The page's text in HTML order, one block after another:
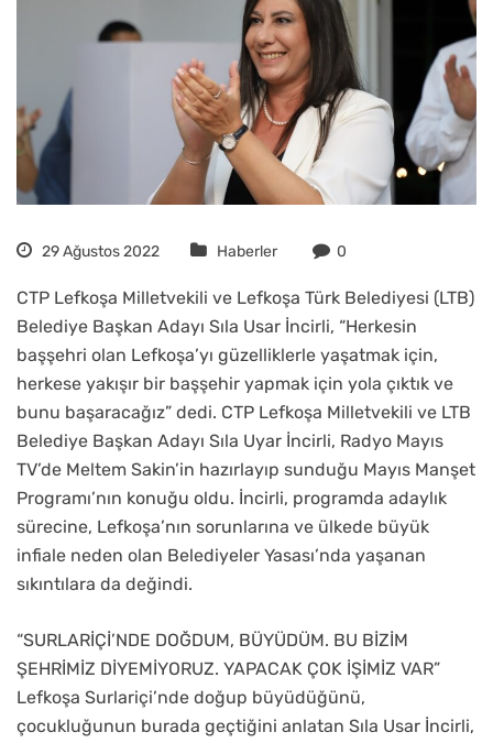
29 Ağustos 2022 Haberler 0
CTP Lefkoşa Milletvekili ve Lefkoşa Türk Belediyesi (LTB)
Belediye Başkan Adayı Sıla Usar İncirli, “Herkesin
başşehri olan Lefkoşa’yı güzelliklerle yaşatmak için,
herkese yakışır bir başşehir yapmak için yola çıktık ve
bunu başaracağız” dedi. CTP Lefkoşa Milletvekili ve LTB
Belediye Başkan Adayı Sıla Uyar İncirli, Radyo Mayıs
TV’de Meltem Sakin’in hazırlayıp sunduğu Mayıs Manşet
Programı’nın konuğu oldu. İncirli, programda adaylık
sürecine, Lefkoşa’nın sorunlarına ve ülkede büyük
infiale neden olan Belediyeler Yasası’nda yaşanan
sıkıntılara da değindi.
“SURLARİÇİ’NDE DOĞDUM, BÜYÜDÜM. BU BİZİM
ŞEHRİMİZ DİYEMİYORUZ. YAPACAK ÇOK İŞİMİZ VAR”
Lefkoşa Surlariçi’nde doğup büyüdüğünü,
çocukluğunun burada geçtiğini anlatan Sıla Usar İncirli,